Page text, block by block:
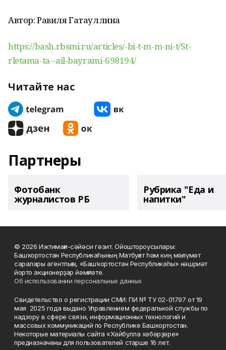
Автор: Равиля Гатауллина
https://bash.rbsmi.ru/articles/-bi-t-m-m-ni-t/St-
rletama-ta--ail-bayrami-698194/
Читайте нас
Партнеры
Фотобанк
журналистов РБ
Рубрика "Еда и
напитки"
© 2026 Ижтимағи-сәйәси гәзит. Ойоштороусылары:
Башҡортостан Республикаһының Матбуғат һәм киң мәғлүмәт
саралары агентлығы, «Башҡортостан Республикаһы» нәшриәт
йорто акционерҙар йәмғиәте.
Об использовании персональных данных
Свидетельство о регистрации СМИ: ПИ № ТУ 02-01797 от 19
мая 2025 года выдано Управлением федеральной службы по
надзору в сфере связи, информационных технологий и
массовых коммуникаций по Республике Башкортостан.
Некоторые материалы сайта «Хәйбулла хәбәрҙәре»
предназначены для пользователей старше 16 лет.